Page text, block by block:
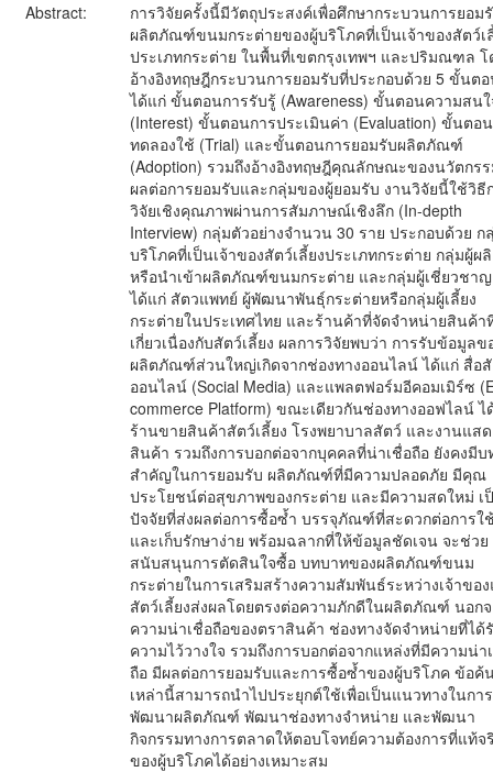
Abstract:
การวิจัยครั้งนี้มีวัตถุประสงค์เพื่อศึกษากระบวนการยอม
ผลิตภัณฑ์ขนมกระต่ายของผู้บริโภคที่เป็นเจ้าของสัตว์เ
ประเภทกระต่าย ในพื้นที่เขตกรุงเทพฯ และปริมณฑล โ
อ้างอิงทฤษฎีกระบวนการยอมรับที่ประกอบด้วย 5 ขั้นต
ได้แก่ ขั้นตอนการรับรู้ (Awareness) ขั้นตอนความสน
(Interest) ขั้นตอนการประเมินค่า (Evaluation) ขั้นตอ
ทดลองใช้ (Trial) และขั้นตอนการยอมรับผลิตภัณฑ์
(Adoption) รวมถึงอ้างอิงทฤษฎีคุณลักษณะของนวัตกร
ผลต่อการยอมรับและกลุ่มของผู้ยอมรับ งานวิจัยนี้ใช้วิธี
วิจัยเชิงคุณภาพผ่านการสัมภาษณ์เชิงลึก (In-depth
Interview) กลุ่มตัวอย่างจำนวน 30 ราย ประกอบด้วย ก
บริโภคที่เป็นเจ้าของสัตว์เลี้ยงประเภทกระต่าย กลุ่มผู้ผ
หรือนำเข้าผลิตภัณฑ์ขนมกระต่าย และกลุ่มผู้เชี่ยวชาญ
ได้แก่ สัตวแพทย์ ผู้พัฒนาพันธุ์กระต่ายหรือกลุ่มผู้เลี้ยง
กระต่ายในประเทศไทย และร้านค้าที่จัดจำหน่ายสินค้า
เกี่ยวเนื่องกับสัตว์เลี้ยง ผลการวิจัยพบว่า การรับข้อมูลข
ผลิตภัณฑ์ส่วนใหญ่เกิดจากช่องทางออนไลน์ ได้แก่ สื่อ
ออนไลน์ (Social Media) และแพลตฟอร์มอีคอมเมิร์ซ
commerce Platform) ขณะเดียวกันช่องทางออฟไลน์ ไ
ร้านขายสินค้าสัตว์เลี้ยง โรงพยาบาลสัตว์ และงานแส
สินค้า รวมถึงการบอกต่อจากบุคคลที่น่าเชื่อถือ ยังคงมี
สำคัญในการยอมรับ ผลิตภัณฑ์ที่มีความปลอดภัย มีคุณ
ประโยชน์ต่อสุขภาพของกระต่าย และมีความสดใหม่ เ
ปัจจัยที่ส่งผลต่อการซื้อซ้ำ บรรจุภัณฑ์ที่สะดวกต่อการใ
และเก็บรักษาง่าย พร้อมฉลากที่ให้ข้อมูลชัดเจน จะช่วย
สนับสนุนการตัดสินใจซื้อ บทบาทของผลิตภัณฑ์ขนม
กระต่ายในการเสริมสร้างความสัมพันธ์ระหว่างเจ้าขอ
สัตว์เลี้ยงส่งผลโดยตรงต่อความภักดีในผลิตภัณฑ์ นอก
ความน่าเชื่อถือของตราสินค้า ช่องทางจัดจำหน่ายที่ได้
ความไว้วางใจ รวมถึงการบอกต่อจากแหล่งที่มีความน่า
ถือ มีผลต่อการยอมรับและการซื้อซ้ำของผู้บริโภค ข้อค้
เหล่านี้สามารถนำไปประยุกต์ใช้เพื่อเป็นแนวทางในการ
พัฒนาผลิตภัณฑ์ พัฒนาช่องทางจำหน่าย และพัฒนา
กิจกรรมทางการตลาดให้ตอบโจทย์ความต้องการที่แท้จ
ของผู้บริโภคได้อย่างเหมาะสม